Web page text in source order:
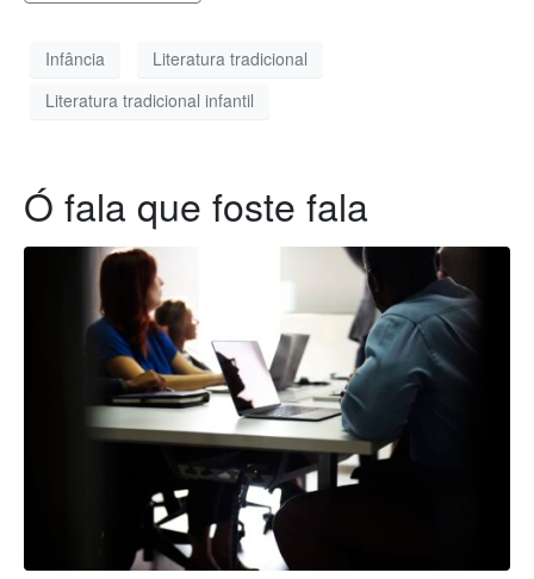
Infância
Literatura tradicional
Literatura tradicional infantil
Ó fala que foste fala